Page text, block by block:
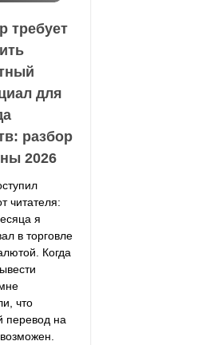
требует
для
разбор
2026
читателя:
я
в торговле
Когда
что
перевод на